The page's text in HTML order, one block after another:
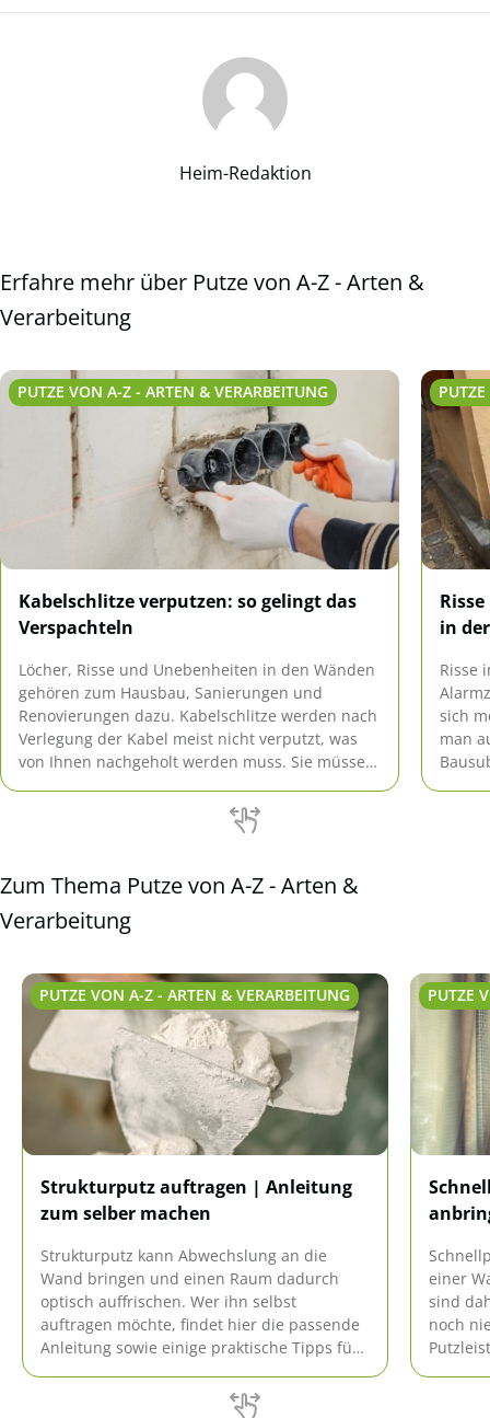
Heim-Redaktion
Erfahre mehr über Putze von A-Z - Arten &
Verarbeitung
PUTZE VON A-Z - ARTEN & VERARBEITUNG
Kabelschlitze verputzen: so gelingt das
Verspachteln
Löcher, Risse und Unebenheiten in den Wänden
gehören zum Hausbau, Sanierungen und
Renovierungen dazu. Kabelschlitze werden nach
Verlegung der Kabel meist nicht verputzt, was
von Ihnen nachgeholt werden muss. Sie müssen
Oberflächenbeschaffenheit zu bieten.
in
Risse
sich
man
Zum Thema Putze von A-Z - Arten &
Verarbeitung
PUTZE VON A-Z - ARTEN & VERARBEITUNG
Strukturputz auftragen | Anleitung
zum selber machen
Strukturputz kann Abwechslung an die
Wand bringen und einen Raum dadurch
optisch auffrischen. Wer ihn selbst
auftragen möchte, findet hier die passende
Anleitung sowie einige praktische Tipps für
PUTZE
einer
sind
noch